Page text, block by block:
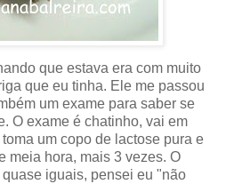
que estava era com muito
que eu tinha. Ele me passou
um exame para saber se
O exame é chatinho, vai em
um copo de lactose pura e
meia hora, mais 3 vezes. O
iguais, pensei eu "não